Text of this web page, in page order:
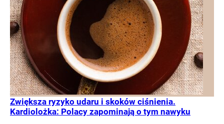
Zwiększa ryzyko udaru i skoków ciśnienia.
Kardiolożka: Polacy zapominają o tym nawyku